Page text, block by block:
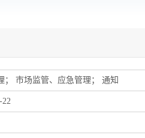
； 市场监管、应急管理 ； 通知
22